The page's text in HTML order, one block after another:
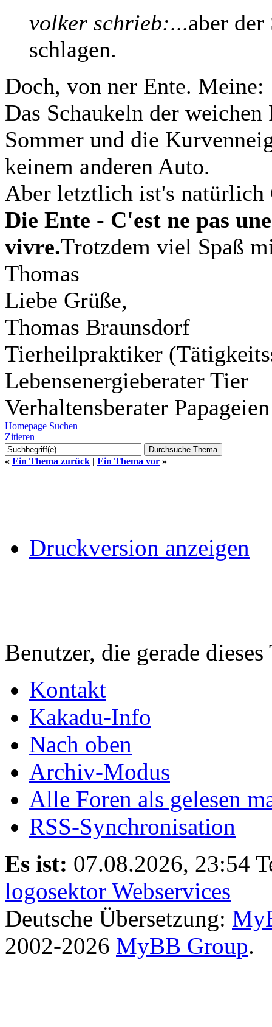
volker schrieb:...aber
schlagen.
Doch, von ner Ente. Meine:
Das Schaukeln der
Sommer und die
keinem anderen Auto.
Aber letztlich ist's natürlich
Die Ente - C'est ne pas
vivre.Trotzdem viel Spaß
Thomas
Liebe Grüße,
Thomas Braunsdorf
Tierheilpraktiker
Lebensenergieberater Tier
Verhaltensberater Papageien
Homepage Suchen
Zitieren
« Ein Thema zurück | Ein Thema vor »
Druckversion anzeigen
Benutzer, die gerade
Kontakt
Kakadu-Info
Nach oben
Archiv-Modus
Alle Foren als gelesen
RSS-Synchronisation
Es ist: 07.08.2026, 23:54
logosektor Webservices
Deutsche Übersetzung:
2002-2026 MyBB Group.